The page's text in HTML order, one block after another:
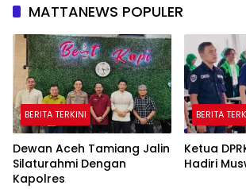
MATTANEWS POPULER
BERITA TERKINI
Dewan Aceh Tamiang Jalin
Silaturahmi Dengan
Kapolres
BERITA
Ketua
Hadiri